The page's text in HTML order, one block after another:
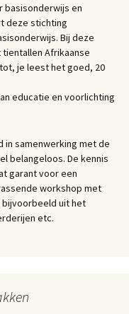
en
deze stichting
Bij deze
Afrikaanse
je leest het goed, 20
educatie en voorlichting
samenwerking met de
belangeloos. De kennis
garant voor een
workshop met
bijvoorbeeld uit het
etc.